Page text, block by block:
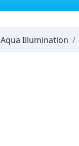
Aqua Illumination